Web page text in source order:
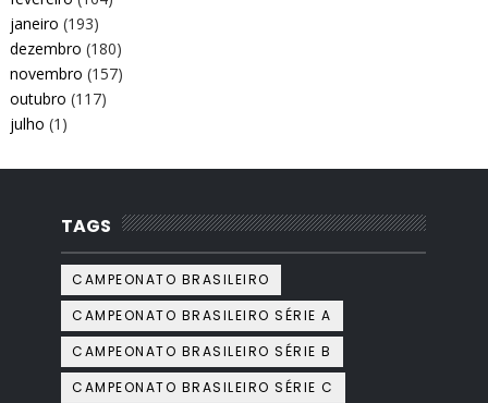
janeiro (193)
dezembro (180)
novembro (157)
outubro (117)
julho (1)
TAGS
CAMPEONATO BRASILEIRO
CAMPEONATO BRASILEIRO SÉRIE A
CAMPEONATO BRASILEIRO SÉRIE B
CAMPEONATO BRASILEIRO SÉRIE C